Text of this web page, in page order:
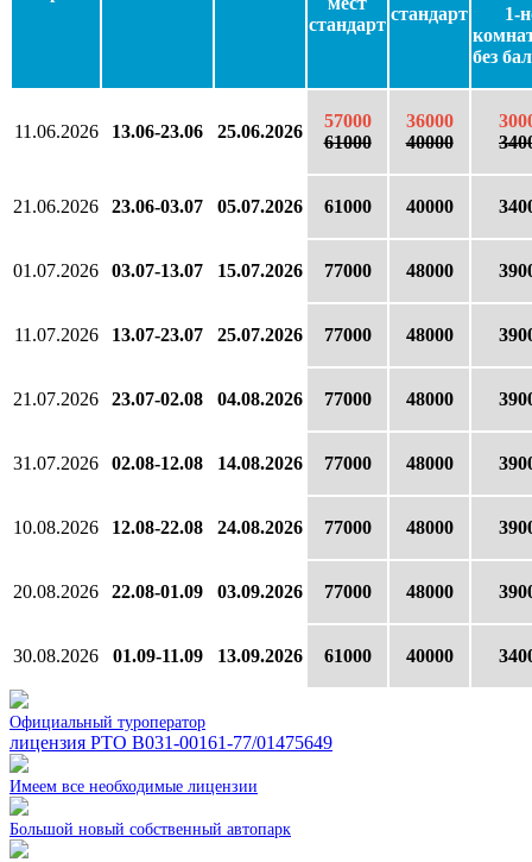
стандарт
стандарт
1-
без
11.06.2026 13.06-23.06 25.06.2026
57000
61000
36000
40000
21.06.2026 23.06-03.07 05.07.2026 61000 40000
01.07.2026 03.07-13.07 15.07.2026 77000 48000
11.07.2026 13.07-23.07 25.07.2026 77000 48000
21.07.2026 23.07-02.08 04.08.2026 77000 48000
31.07.2026 02.08-12.08 14.08.2026 77000 48000
10.08.2026 12.08-22.08 24.08.2026 77000 48000
20.08.2026 22.08-01.09 03.09.2026 77000 48000
30.08.2026 01.09-11.09 13.09.2026 61000 40000
Официальный туроператор
лицензия РТО В031-00161-77/01475649
Имеем все необходимые лицензии
Большой новый собственный автопарк